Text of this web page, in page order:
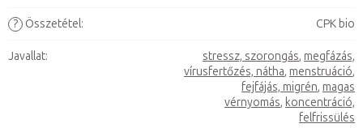
? Összetétel: CPK bio
Javallat: stressz, szorongás, megfázás,
vírusfertőzés, nátha, menstruáció,
fejfájás, migrén, magas
vérnyomás, koncentráció,
felfrissülés